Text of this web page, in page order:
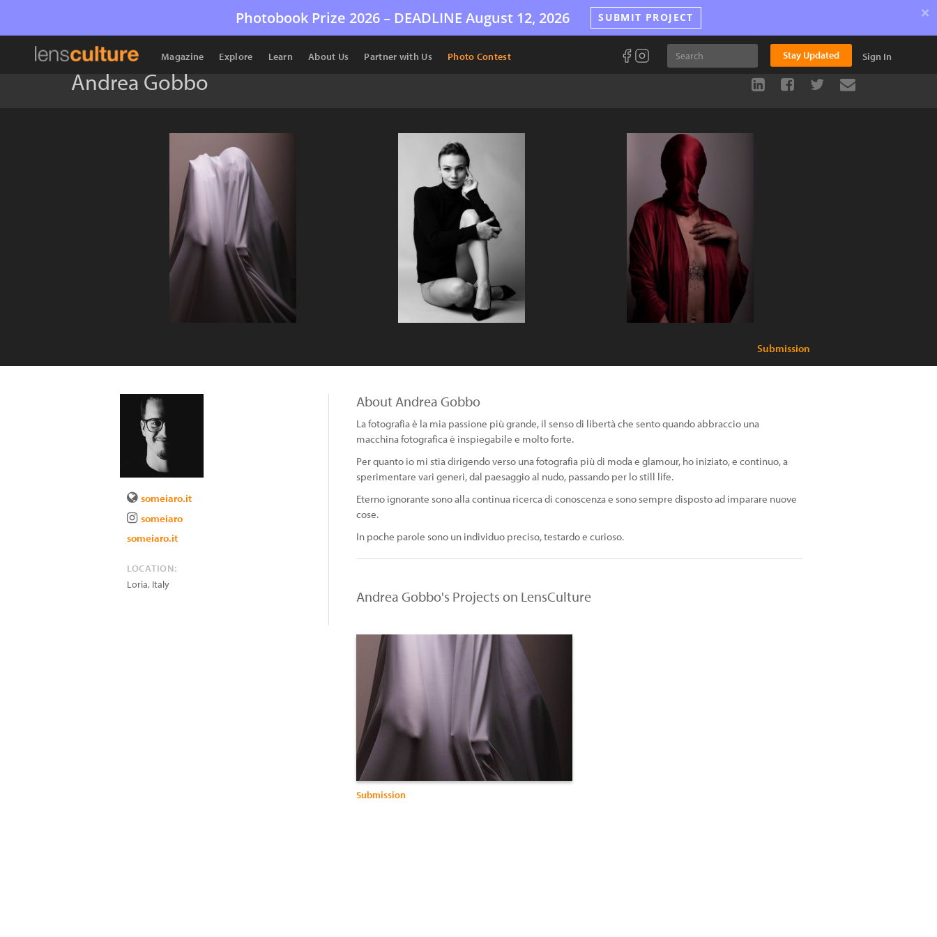
Photobook Prize 2026 – DEADLINE August 12, 2026 SUBMIT PROJECT ×
Magazine Explore Learn About Us Partner with Us Photo Contest Stay Updated Sign In
Andrea Gobbo
Submission
someiaro.it
someiaro
someiaro.it
LOCATION:
Loria, Italy
About Andrea Gobbo
La fotografia è la mia passione più grande, il senso di libertà che sento quando abbraccio una
macchina fotografica è inspiegabile e molto forte.
Per quanto io mi stia dirigendo verso una fotografia più di moda e glamour, ho iniziato, e continuo, a
sperimentare vari generi, dal paesaggio al nudo, passando per lo still life.
Eterno ignorante sono alla continua ricerca di conoscenza e sono sempre disposto ad imparare nuove
cose.
In poche parole sono un individuo preciso, testardo e curioso.
Andrea Gobbo's Projects on LensCulture
Submission